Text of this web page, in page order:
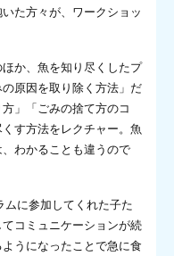
た方々が、ワークショッ
か、魚を知り尽くしたプ
原因を取り除く方法」だ
」「ごみの捨て方のコ
す方法をレクチャー。魚
わかることも違うので
に参加してくれた子た
コミュニケーションが続
うになったことで急に食